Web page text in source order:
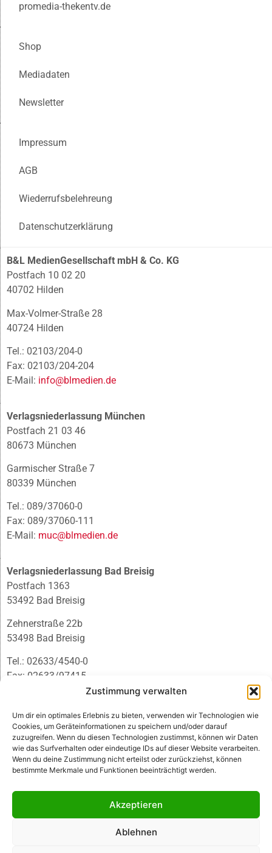
Zustimmung verwalten
Um dir ein optimales Erlebnis zu bieten, verwenden wir Technologien wie
Cookies, um Geräteinformationen zu speichern und/oder darauf
zuzugreifen. Wenn du diesen Technologien zustimmst, können wir Daten
wie das Surfverhalten oder eindeutige IDs auf dieser Website verarbeiten.
Wenn du deine Zustimmung nicht erteilst oder zurückziehst, können
bestimmte Merkmale und Funktionen beeinträchtigt werden.
Akzeptieren
Ablehnen
promedia-thekentv.de
Shop
Mediadaten
Newsletter
Impressum
AGB
Wiederrufsbelehreung
Datenschutzerklärung
B&L MedienGesellschaft mbH & Co. KG
Postfach 10 02 20
40702 Hilden
Max-Volmer-Straße 28
40724 Hilden
Tel.: 02103/204-0
Fax: 02103/204-204
E-Mail: info@blmedien.de
Verlagsniederlassung München
Postfach 21 03 46
80673 München
Garmischer Straße 7
80339 München
Tel.: 089/37060-0
Fax: 089/37060-111
E-Mail: muc@blmedien.de
Verlagsniederlassung Bad Breisig
Postfach 1363
53492 Bad Breisig
Zehnerstraße 22b
53498 Bad Breisig
Tel.: 02633/4540-0
Fax: 02633/97415
infobb@blmedien.de